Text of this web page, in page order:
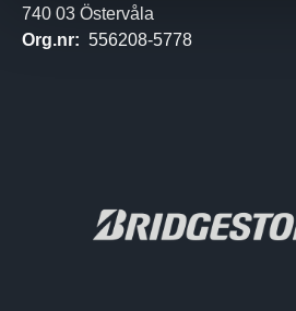
740 03 Östervåla
Org.nr: 556208-5778